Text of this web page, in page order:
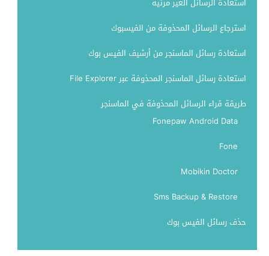
استرجاع الرسائل المحذوفة من الفيسبوك
استعادة رسائل الماسنجر من أرشيف الفيس بوك
استعادة رسائل الماسنجر المحذوفة عبر File Explorer
طريقة قراء الرسائل المحذوفة في الماسنجر
Fonepaw Android Data
Fone
Mobikin Doctor
Sms Backup & Restore
حذف رسائل الفيس بوك